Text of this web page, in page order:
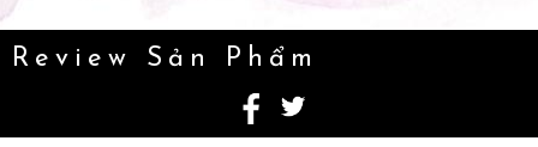
Review Sản Phẩm